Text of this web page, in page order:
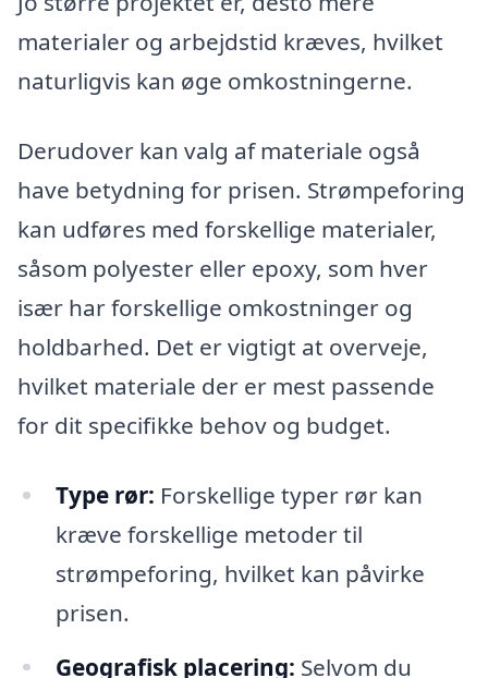
materialer og arbejdstid kræves, hvilket
naturligvis kan øge omkostningerne.
Derudover kan valg af materiale også
have betydning for prisen. Strømpeforing
kan udføres med forskellige materialer,
såsom polyester eller epoxy, som hver
især har forskellige omkostninger og
holdbarhed. Det er vigtigt at overveje,
hvilket materiale der er mest passende
for dit specifikke behov og budget.
Type rør: Forskellige typer rør kan
kræve forskellige metoder til
strømpeforing, hvilket kan påvirke
prisen.
Geografisk placering: Selvom du